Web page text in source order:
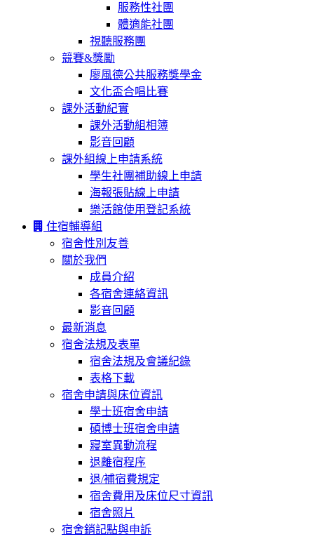
服務性社團
體適能社團
視聽服務團
競賽&獎勵
廖風德公共服務獎學金
文化盃合唱比賽
課外活動紀實
課外活動組相簿
影音回顧
課外組線上申請系統
學生社團補助線上申請
海報張貼線上申請
樂活館使用登記系統
住宿輔導組
宿舍性別友善
關於我們
成員介紹
各宿舍連絡資訊
影音回顧
最新消息
宿舍法規及表單
宿舍法規及會議紀錄
表格下載
宿舍申請與床位資訊
學士班宿舍申請
碩博士班宿舍申請
寢室異動流程
退離宿程序
退/補宿費規定
宿舍費用及床位尺寸資訊
宿舍照片
宿舍銷記點與申訴